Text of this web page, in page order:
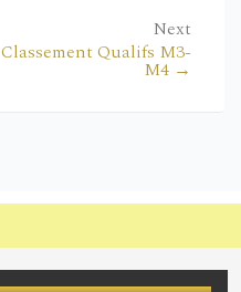
Next
Classement Qualifs M3-
M4 →